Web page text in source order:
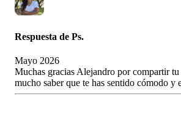
Respuesta de Ps.
Mayo 2026
Muchas gracias Alejandro por compartir
mucho saber que te has sentido cómodo y